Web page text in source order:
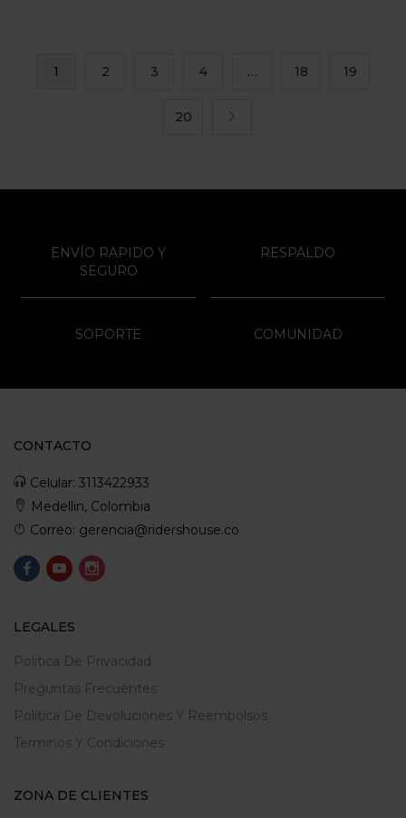
1 2 3 4 … 18 19
20
ENVÍO RAPIDO Y
SEGURO
RESPALDO
SOPORTE COMUNIDAD
CONTACTO
Celular: 3113422933
Medellin, Colombia
Correo: gerencia@ridershouse.co
LEGALES
Politica De Privacidad
Preguntas Frecuentes
Política De Devoluciones Y Reembolsos
Terminos Y Condiciones
ZONA DE CLIENTES